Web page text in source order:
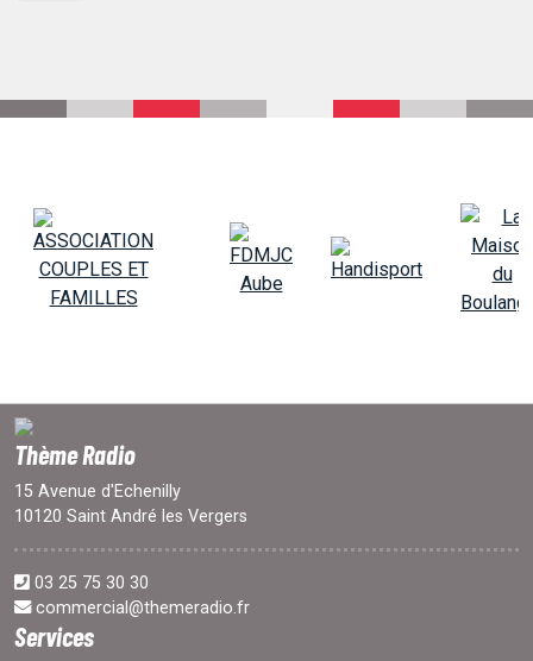
Thème Radio
15 Avenue d'Echenilly
10120 Saint André les Vergers
03 25 75 30 30
commercial@themeradio.fr
Services